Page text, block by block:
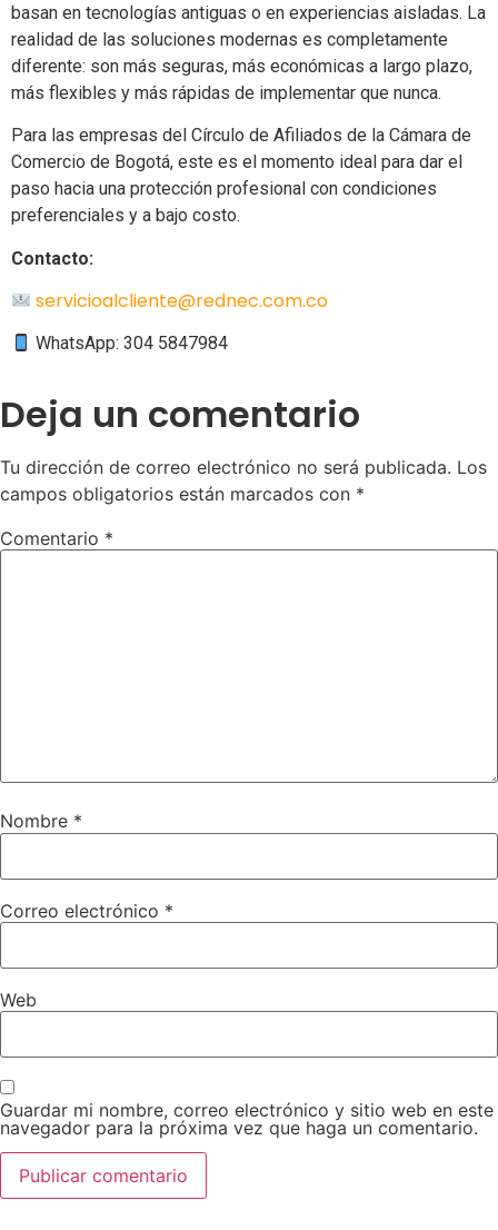
basan en tecnologías antiguas o en experiencias aisladas. La
realidad de las soluciones modernas es completamente
diferente: son más seguras, más económicas a largo plazo,
más flexibles y más rápidas de implementar que nunca.
Para las empresas del Círculo de Afiliados de la Cámara de
Comercio de Bogotá, este es el momento ideal para dar el
paso hacia una protección profesional con condiciones
preferenciales y a bajo costo.
Contacto:
servicioalcliente@rednec.com.co
WhatsApp: 304 5847984
Deja un comentario
Tu dirección de correo electrónico no será publicada. Los
campos obligatorios están marcados con *
Comentario *
Nombre *
Correo electrónico *
Web
Guardar mi nombre, correo electrónico y sitio web en este
navegador para la próxima vez que haga un comentario.